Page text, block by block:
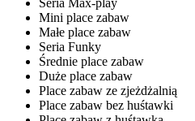
Seria Max-play
Mini place zabaw
Małe place zabaw
Seria Funky
Średnie place zabaw
Duże place zabaw
Place zabaw ze zjeżdżalnią
Place zabaw bez huśtawki